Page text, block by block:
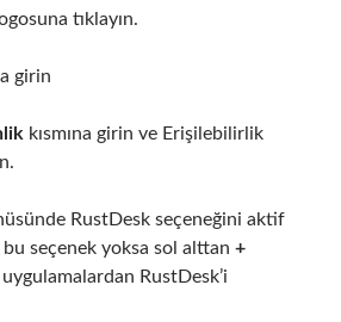
tıklayın.
girin
kısmına girin ve Erişilebilirlik
RustDesk seçeneğini aktif
seçenek yoksa sol alttan +
RustDesk’i